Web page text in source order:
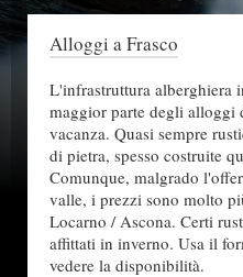
Alloggi a Frasco
L'infrastruttura alberghiera
maggior parte degli alloggi
vacanza. Quasi sempre
di pietra, spesso costruite
Comunque, malgrado
valle, i prezzi sono molto
Locarno / Ascona. Certi
affittati in inverno. Usa il
vedere la disponibilità.